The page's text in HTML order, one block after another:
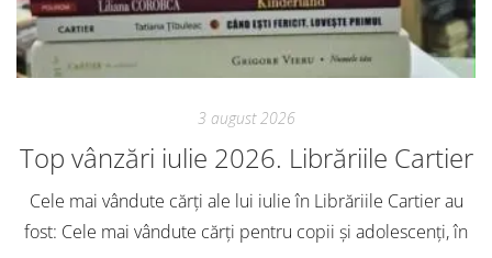
3 august 2026
Top vânzări iulie 2026. Librăriile Cartier
Cele mai vândute cărți ale lui iulie în Librăriile Cartier au
fost: Cele mai vândute cărți pentru copii și adolescenți, în